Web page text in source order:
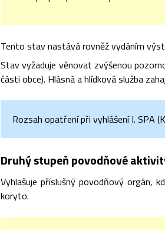
Tento stav nastává rovněž vydáním
Stav vyžaduje věnovat zvýšenou
části obce). Hlásná a hlídková služba
Rozsah opatření při vyhlášení I. SPA
Druhý stupeň povodňové
Vyhlašuje příslušný povodňový orgán,
koryto.